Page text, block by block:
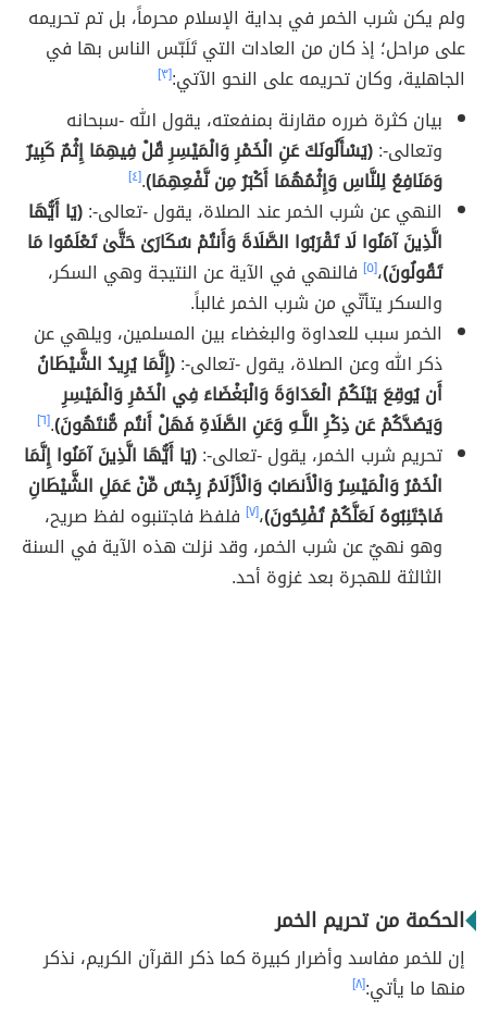
ولم يكن شرب الخمر في بداية الإسلام محرماً، بل تم تحريمه
على مراحل؛ إذ كان من العادات التي تَلَبّس الناس بها في
الجاهلية، وكان تحريمه على النحو الآتي:[٣]
بيان كثرة ضرره مقارنة بمنفعته، يقول الله -سبحانه
وتعالى-:(يَسْأَلُونَكَ عَنِ الْخَمْرِ وَالْمَيْسِرِ قُلْ فِيهِمَا إِثْمٌ كَبِيرٌ
وَمَنَافِعُ لِلنَّاسِ وَإِثْمُهُمَا أَكْبَرُ مِن نَّفْعِهِمَا).[٤]
النهي عن شرب الخمر عند الصلاة، يقول -تعالى-:(يَا أَيُّهَا
الَّذِينَ آمَنُوا لَا تَقْرَبُوا الصَّلَاةَ وَأَنتُمْ سُكَارَىٰ حَتَّىٰ تَعْلَمُوا مَا
تَقُولُونَ)،[٥] فالنهي في الآية عن النتيجة وهي السكر،
والسكر يتأتّي من شرب الخمر غالباً.
الخمر سبب للعداوة والبغضاء بين المسلمين، ويلهي عن
ذكر الله وعن الصلاة، يقول -تعالى-:(إِنَّمَا يُرِيدُ الشَّيْطَانُ
أَن يُوقِعَ بَيْنَكُمُ الْعَدَاوَةَ وَالْبَغْضَاءَ فِي الْخَمْرِ وَالْمَيْسِرِ
وَيَصُدَّكُمْ عَن ذِكْرِ اللَّـهِ وَعَنِ الصَّلَاةِ فَهَلْ أَنتُم مُّنتَهُونَ).[٦]
تحريم شرب الخمر، يقول -تعالى-:(يَا أَيُّهَا الَّذِينَ آمَنُوا إِنَّمَا
الْخَمْرُ وَالْمَيْسِرُ وَالْأَنصَابُ وَالْأَزْلَامُ رِجْسٌ مِّنْ عَمَلِ الشَّيْطَانِ
فَاجْتَنِبُوهُ لَعَلَّكُمْ تُفْلِحُونَ)،[٧] فلفظ فاجتنبوه لفظ صريح،
وهو نهيٌ عن شرب الخمر، وقد نزلت هذه الآية في السنة
الثالثة للهجرة بعد غزوة أحد.
الحكمة من تحريم الخمر
إن للخمر مفاسد وأضرار كبيرة كما ذكر القرآن الكريم، نذكر
منها ما يأتي:[٨]